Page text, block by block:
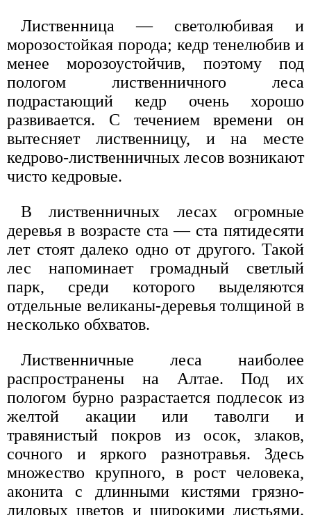
Лиственница — светолюбивая и
морозостойкая порода; кедр тенелюбив и
менее морозоустойчив, поэтому под
пологом лиственничного леса
подрастающий кедр очень хорошо
развивается. С течением времени он
вытесняет лиственницу, и на месте
кедрово-лиственничных лесов возникают
чисто кедровые.
В лиственничных лесах огромные
деревья в возрасте ста — ста пятидесяти
лет стоят далеко одно от другого. Такой
лес напоминает громадный светлый
парк, среди которого выделяются
отдельные великаны-деревья толщиной в
несколько обхватов.
Лиственничные леса наиболее
распространены на Алтае. Под их
пологом бурно разрастается подлесок из
желтой акации или таволги и
травянистый покров из осок, злаков,
сочного и яркого разнотравья. Здесь
множество крупного, в рост человека,
аконита с длинными кистями грязно-
лиловых цветов и широкими листьями.